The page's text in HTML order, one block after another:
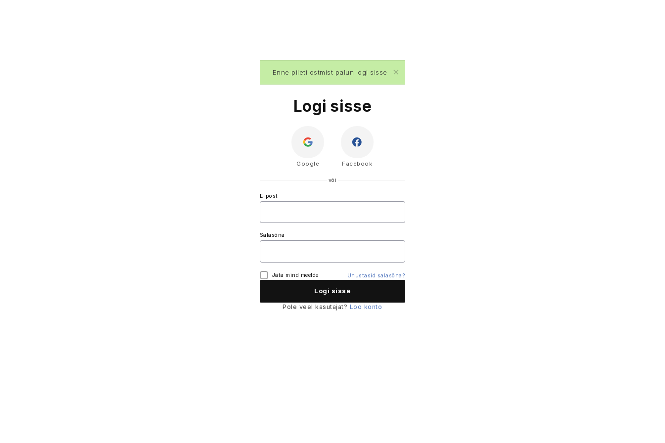
Enne pileti ostmist palun logi sisse ×
Logi sisse
Google Facebook
või
E-post
Salasõna
Jäta mind meelde Unustasid salasõna?
Pole veel kasutajat? Loo konto